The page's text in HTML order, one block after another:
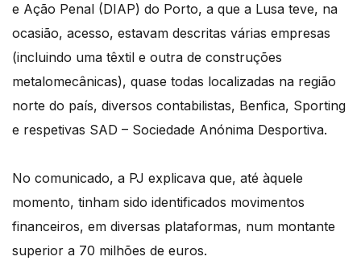
e Ação Penal (DIAP) do Porto, a que a Lusa teve, na
ocasião, acesso, estavam descritas várias empresas
(incluindo uma têxtil e outra de construções
metalomecânicas), quase todas localizadas na região
norte do país, diversos contabilistas, Benfica, Sporting
e respetivas SAD – Sociedade Anónima Desportiva.
No comunicado, a PJ explicava que, até àquele
momento, tinham sido identificados movimentos
financeiros, em diversas plataformas, num montante
superior a 70 milhões de euros.